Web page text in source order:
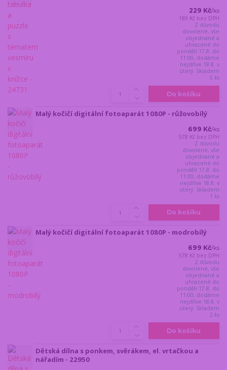
229 Kč/ks
189 Kč bez DPH
Z důvodu
dovolené, vše
objednané a
uhrazené do
pondělí 17.8. do
11:00, dodáme
nejdříve 18.8. v
úterý. Skladem
5 ks
Do košíku
Malý kočičí digitální fotoaparát 1080P - růžovobílý
699 Kč/ks
578 Kč bez DPH
Z důvodu
dovolené, vše
objednané a
uhrazené do
pondělí 17.8. do
11:00, dodáme
nejdříve 18.8. v
úterý. Skladem
1 ks
Do košíku
Malý kočičí digitální fotoaparát 1080P - modrobílý
699 Kč/ks
578 Kč bez DPH
Z důvodu
dovolené, vše
objednané a
uhrazené do
pondělí 17.8. do
11:00, dodáme
nejdříve 18.8. v
úterý. Skladem
2 ks
Do košíku
Dětská dílna s ponkem, svěrákem, el. vrtačkou a
nářadím - 22950